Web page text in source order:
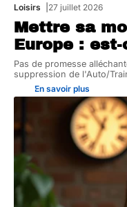
Loisirs 27 juillet 2026
Mettre sa
Europe :
Pas de promesse
suppression de l'Auto/
En savoir plus